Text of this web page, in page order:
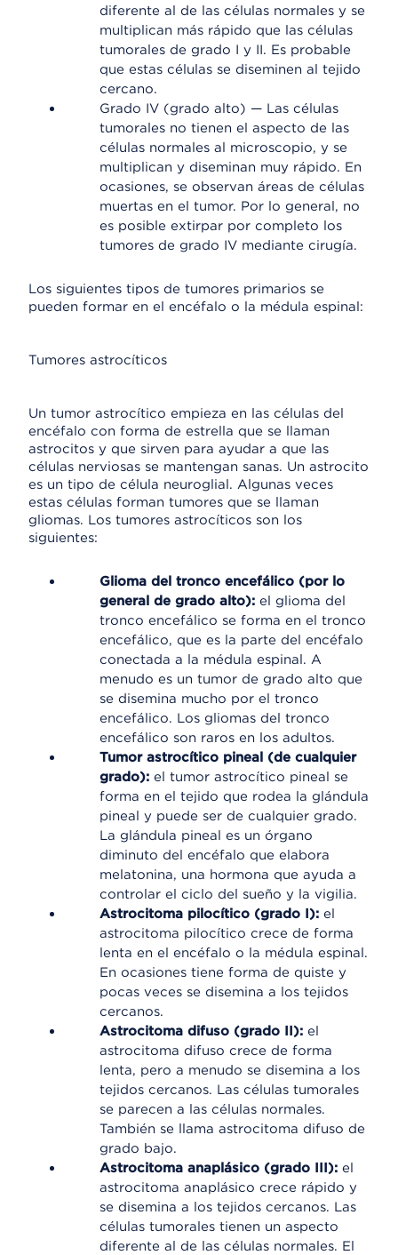
diferente al de las células normales y se
multiplican más rápido que las células
tumorales de grado I y II. Es probable
que estas células se diseminen al tejido
cercano.
Grado IV (grado alto) — Las células
tumorales no tienen el aspecto de las
células normales al microscopio, y se
multiplican y diseminan muy rápido. En
ocasiones, se observan áreas de células
muertas en el tumor. Por lo general, no
es posible extirpar por completo los
tumores de grado IV mediante cirugía.
Los siguientes tipos de tumores primarios se
pueden formar en el encéfalo o la médula espinal:
Tumores astrocíticos
Un tumor astrocítico empieza en las células del
encéfalo con forma de estrella que se llaman
astrocitos y que sirven para ayudar a que las
células nerviosas se mantengan sanas. Un astrocito
es un tipo de célula neuroglial. Algunas veces
estas células forman tumores que se llaman
gliomas. Los tumores astrocíticos son los
siguientes:
Glioma del tronco encefálico (por lo
general de grado alto): el glioma del
tronco encefálico se forma en el tronco
encefálico, que es la parte del encéfalo
conectada a la médula espinal. A
menudo es un tumor de grado alto que
se disemina mucho por el tronco
encefálico. Los gliomas del tronco
encefálico son raros en los adultos.
Tumor astrocítico pineal (de cualquier
grado): el tumor astrocítico pineal se
forma en el tejido que rodea la glándula
pineal y puede ser de cualquier grado.
La glándula pineal es un órgano
diminuto del encéfalo que elabora
melatonina, una hormona que ayuda a
controlar el ciclo del sueño y la vigilia.
Astrocitoma pilocítico (grado I): el
astrocitoma pilocítico crece de forma
lenta en el encéfalo o la médula espinal.
En ocasiones tiene forma de quiste y
pocas veces se disemina a los tejidos
cercanos.
Astrocitoma difuso (grado II): el
astrocitoma difuso crece de forma
lenta, pero a menudo se disemina a los
tejidos cercanos. Las células tumorales
se parecen a las células normales.
También se llama astrocitoma difuso de
grado bajo.
Astrocitoma anaplásico (grado III): el
astrocitoma anaplásico crece rápido y
se disemina a los tejidos cercanos. Las
células tumorales tienen un aspecto
diferente al de las células normales. El